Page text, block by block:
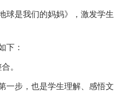
球是我们的妈妈》，激发学生
下：
。
一步，也是学生理解、感悟文